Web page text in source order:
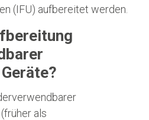
(IFU) aufbereitet werden.
als